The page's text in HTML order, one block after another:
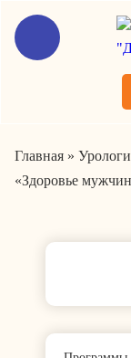
Главная »
«Здоровье